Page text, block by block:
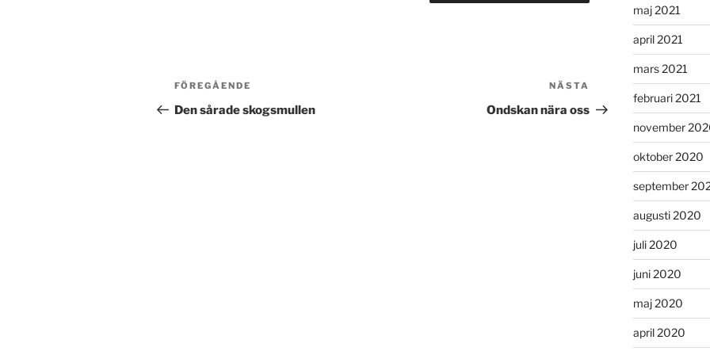
Inläggsnavigering
Föregående
inlägg
FÖREGÅENDE
Den sårade skogsmullen
inlägg
NÄSTA
Ondskan nära oss
maj 2021
april 2021
mars 2021
februari 2021
november
oktober 2020
september
augusti 2020
juli 2020
juni 2020
maj 2020
april 2020